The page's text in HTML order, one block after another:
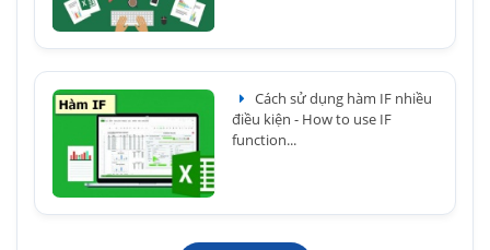
Cách sử dụng hàm IF nhiều
điều kiện - How to use IF
function...